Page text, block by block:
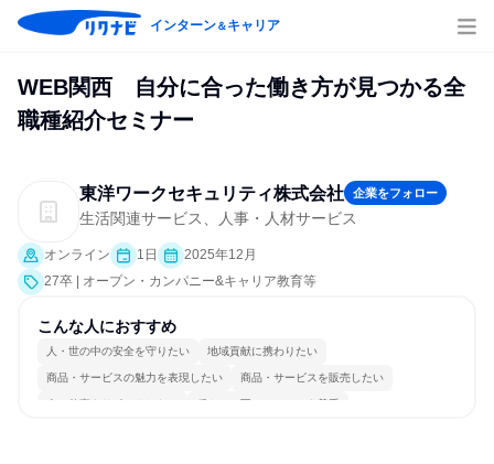
インターン＆キャリア
WEB関西 自分に合った働き方が見つかる全
職種紹介セミナー
東洋ワークセキュリティ株式会社 企業をフォロー
生活関連サービス、人事・人材サービス
オンライン 1日
2025年12月
27卒 | オープン・カンパニー&キャリア教育等
こんな人におすすめ
人・世の中の安全を守りたい 地域貢献に携わりたい
商品・サービスの魅力を表現したい 商品・サービスを販売したい
人の仕事をサポートしたい 穏やかで互いのペースを尊重